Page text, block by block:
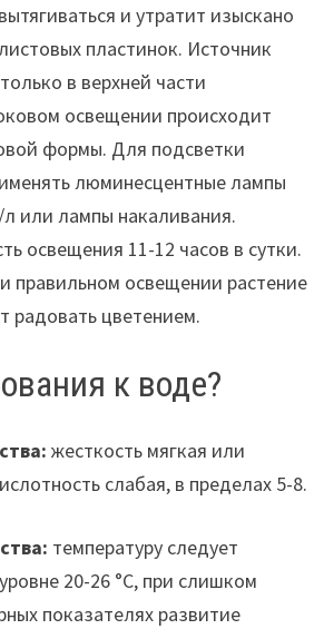
и утратит изыскано
пластинок. Источник
в верхней части
освещении происходит
формы. Для подсветки
люминесцентные лампы
или лампы накаливания.
освещения 11-12 часов в сутки.
правильном освещении растение
радовать цветением.
к воде?
жесткость мягкая или
слабая, в пределах 5-8.
температуру следует
20-26 °С, при слишком
показателях развитие